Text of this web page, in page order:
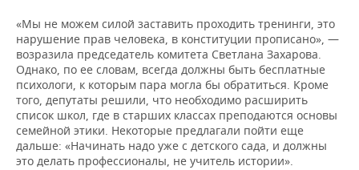
«Мы не можем силой заставить проходить тренинги, это
нарушение прав человека, в конституции прописано», —
возразила председатель комитета Светлана Захарова.
Однако, по ее словам, всегда должны быть бесплатные
психологи, к которым пара могла бы обратиться. Кроме
того, депутаты решили, что необходимо расширить
список школ, где в старших классах преподаются основы
семейной этики. Некоторые предлагали пойти еще
дальше: «Начинать надо уже с детского сада, и должны
это делать профессионалы, не учитель истории».